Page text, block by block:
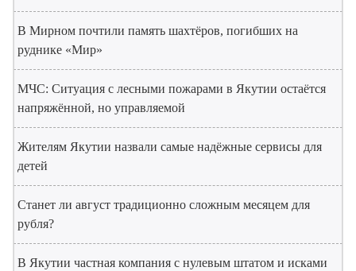
В Мирном почтили память шахтёров, погибших на
руднике «Мир»
МЧС: Ситуация с лесными пожарами в Якутии остаётся
напряжённой, но управляемой
Жителям Якутии назвали самые надёжные сервисы для
детей
Станет ли август традиционно сложным месяцем для
рубля?
В Якутии частная компания с нулевым штатом и исками